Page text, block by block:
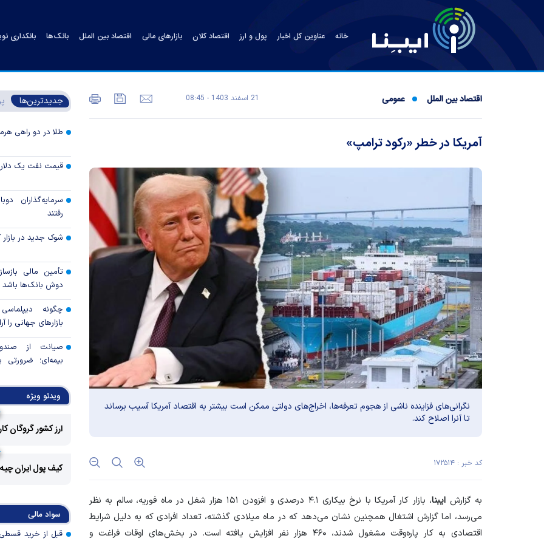
خانه عناوین کل اخبار پول و ارز اقتصاد کلان بازارهای مالی اقتصاد بین الملل بانک‌ها بانکداری
اقتصاد بین الملل عمومی 21 اسفند 1403 - 08:45
آمریکا در خطر «رکود ترامپ»
نگرانی‌های فزاینده ناشی از هجوم تعرفه‌ها، اخراج‌های دولتی ممکن است بیشتر به اقتصاد آمریکا آسیب برساند
تا آنرا اصلاح کند.
کد خبر : ۱۷۲۵۱۴
به گزارش ایبنا
، بازار کار آمریکا با نرخ بیکاری ۴.۱ درصدی و افزودن ۱۵۱ هزار شغل در ماه فوریه، سالم به نظر
می‌رسد، اما گزارش اشتغال همچنین نشان می‌دهد که در ماه میلادی گذشته، تعداد افرادی که به دلیل شرایط
اقتصادی به کار پاره‌وقت مشغول شدند، ۴۶۰ هزار نفر افزایش یافته است. در بخش‌های اوقات فراغت و
جدیدترین‌ها
طلا در دو راهی
قیمت نفت یک دلار
سرمایه‌گذاران
رفتند
شوک جدید در بازار
تأمین مالی
دوش بانک‌ها باشد
چگونه دیپلماسی
بازار‌های جهانی را
صیانت از
بیمه‌ای؛ ضرورتی
ارزهای راکد در
سپرده ارزی» چه
پرچم بانک سرمایه
پیام تبریک
فیلیپین در بن‌بست
ویدئو ویژه
ارز کشور گروگان
کیف پول ایران
سواد مالی